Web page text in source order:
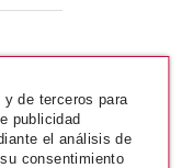
de terceros para
publicidad
el análisis de
consentimiento